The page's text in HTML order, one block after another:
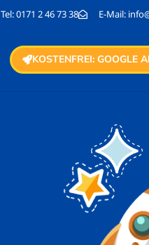
Tel: 0171 2 46 73 38 E-Mail:
KOSTENFREI: GOOGLE